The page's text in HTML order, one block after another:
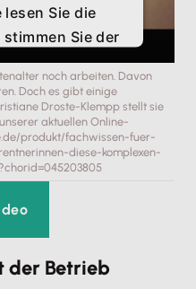
Sie die
Sie der
zu, um
noch arbeiten. Davon
Doch es gibt einige
Droste-Klempp stellt sie
aktuellen Online-
produkt/fachwissen-fuer-
diese-komplexen-
der Betrieb